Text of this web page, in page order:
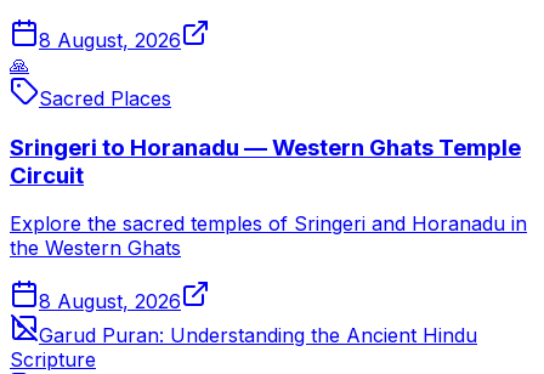
8 August, 2026
🙏
Sacred Places
Sringeri to Horanadu — Western Ghats Temple
Circuit
Explore the sacred temples of Sringeri and Horanadu in
the Western Ghats
8 August, 2026
Garud Puran: Understanding the Ancient Hindu
Scripture